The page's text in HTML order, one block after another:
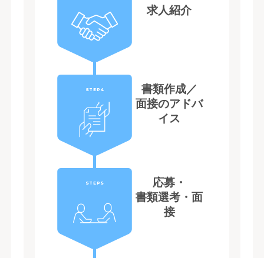
求人紹介
STEP4
書類作成／
面接のアドバ
イス
STEP5
応募・
書類選考・面
接